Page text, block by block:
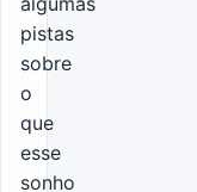
pistas
sobre
o
que
esse
sonho